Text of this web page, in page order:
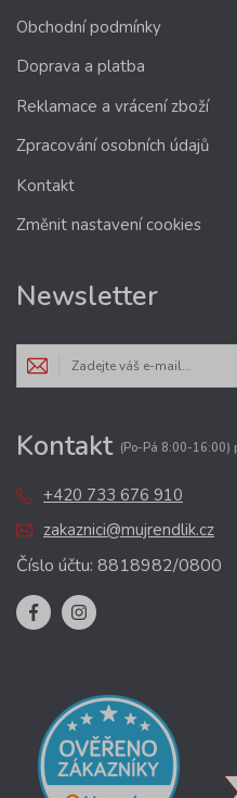
Obchodní podmínky
Doprava a platba
Reklamace a vrácení zboží
Zpracování osobních údajů
Kontakt
Změnit nastavení cookies
Newsletter
Kontakt (Po-Pá 8:00-16:00)
+420 733 676 910
zakaznici@mujrendlik.cz
Číslo účtu: 8818982/0800